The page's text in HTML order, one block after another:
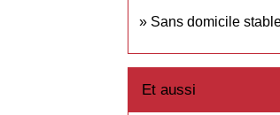
Sans domicile
Et aussi